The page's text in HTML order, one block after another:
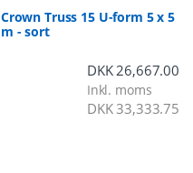
Crown Truss 15 U-form 5 x 5
m - sort
DKK26,667.00
Inkl. moms
DKK33,333.75